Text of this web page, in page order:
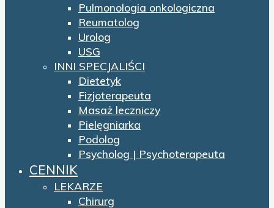
Pulmonologia onkologiczna
Reumatolog
Urolog
USG
INNI SPECJALIŚCI
Dietetyk
Fizjoterapeuta
Masaż leczniczy
Pielęgniarka
Podolog
Psycholog | Psychoterapeuta
CENNIK
LEKARZE
Chirurg